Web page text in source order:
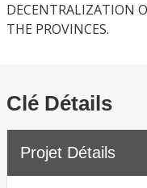
DECENTRALIZATION
THE PROVINCES.
Clé Détails
Projet Détails